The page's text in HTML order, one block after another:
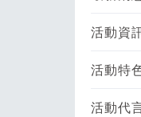
活動資
活動特
活動代